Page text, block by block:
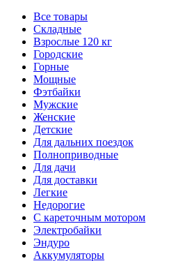
Все товары
Складные
Взрослые 120 кг
Городские
Горные
Мощные
Фэтбайки
Мужские
Женские
Детские
Для дальних поездок
Полноприводные
Для дачи
Для доставки
Легкие
Недорогие
С кареточным мотором
Электробайки
Эндуро
Аккумуляторы